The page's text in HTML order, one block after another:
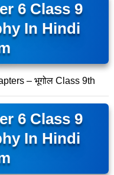
6 Class 9
In Hindi
– भूगोल Class 9th
6 Class 9
In Hindi